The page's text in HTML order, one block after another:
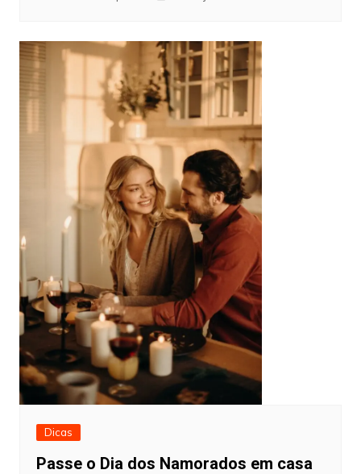
Dicas
Passe o Dia dos Namorados em casa